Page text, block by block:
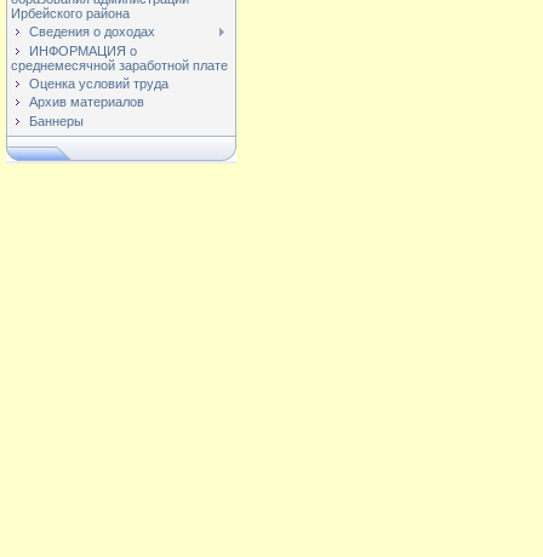
Ирбейского района
Сведения о доходах
ИНФОРМАЦИЯ о
среднемесячной заработной плате
Оценка условий труда
Архив материалов
Баннеры